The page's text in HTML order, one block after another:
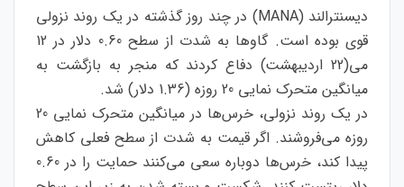
دیسنترالند (MANA) در چند روز گذشته در یک روند نزولی
قوی بوده است. گاوها به شدت از سطح 0.60 دلار در 12
می(22 اردیبهشت) دفاع کردند که منجر به بازگشت به
میانگین متحرک نمایی 20 روزه (1.36 دلار) شد.
در یک روند نزولی، خرس‌ها در میانگین متحرک نمایی 20
روزه می‌فروشند. اگر قیمت به شدت از سطح فعلی کاهش
پیدا کند، خرس‌ها دوباره سعی می‌کنند حمایت را در 0.60